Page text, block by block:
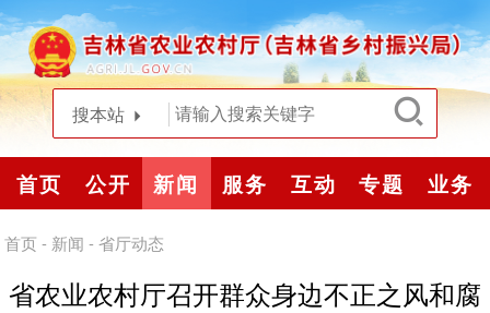
搜本站
首页 公开 新闻 服务 互动 专题 业务
首页 - 新闻 -省厅动态
省农业农村厅召开群众身边不正之风和腐